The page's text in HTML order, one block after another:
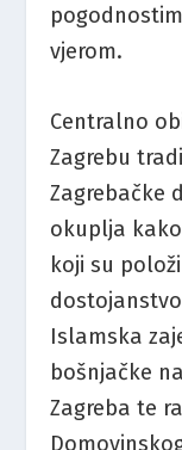
vjerom.
​Centralno
Zagrebu
Zagrebačke
okuplja
koji su
Islamska
bošnjačke
Zagreba te